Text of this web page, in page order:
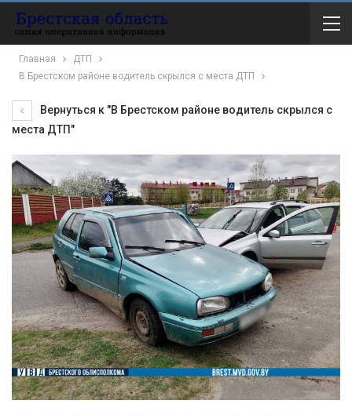
Главная
ДТП
В Брестском районе водитель скрылся с места ДТП
Вернуться к "В Брестском районе водитель скрылся с
места ДТП"